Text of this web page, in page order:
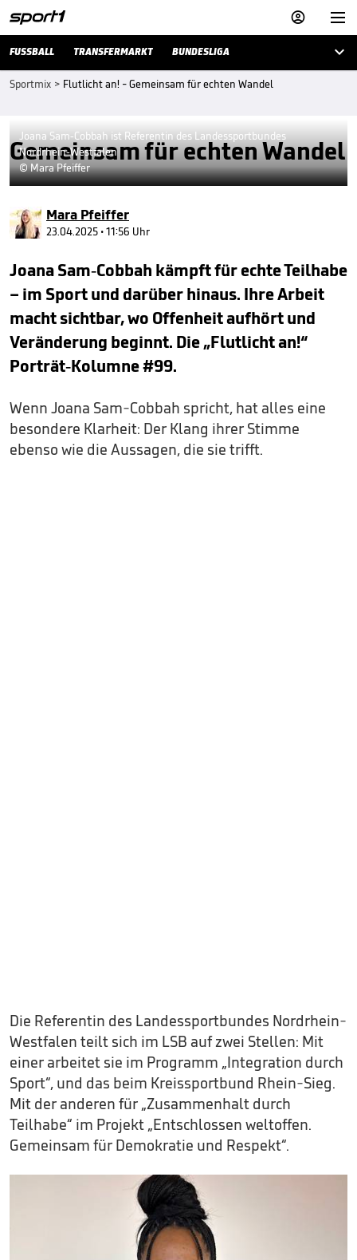


FUSSBALL TRANSFERMARKT BUNDESLIGA 
Sportmix > Flutlicht an! - Gemeinsam für echten Wandel
Gemeinsam für echten Wandel
Joana Sam-Cobbah ist Referentin des Landessportbundes
Nordrhein-Westfalen
© Mara Pfeiffer
Mara Pfeiffer
23.04.2025 • 11:56 Uhr
Joana Sam-Cobbah kämpft für echte Teilhabe
– im Sport und darüber hinaus. Ihre Arbeit
macht sichtbar, wo Offenheit aufhört und
Veränderung beginnt. Die „Flutlicht an!“
Porträt-Kolumne #99.
Wenn Joana Sam-Cobbah spricht, hat alles eine
besondere Klarheit: Der Klang ihrer Stimme
ebenso wie die Aussagen, die sie trifft.
Die Referentin des Landessportbundes Nordrhein-
Westfalen teilt sich im LSB auf zwei Stellen: Mit
einer arbeitet sie im Programm „Integration durch
Sport“, und das beim Kreissportbund Rhein-Sieg.
Mit der anderen für „Zusammenhalt durch
Teilhabe“ im Projekt „Entschlossen weltoffen.
Gemeinsam für Demokratie und Respekt“.